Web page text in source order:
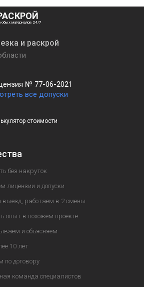
и раскрой
материалов 24/7
без накруток
лицензии и допуски
выезд, работаем в 2 смены
опыт в похожем проекте
и объясняем
10 лет
по договору
№ 77-06-2021
все допуски
стоимости
команда специалистов